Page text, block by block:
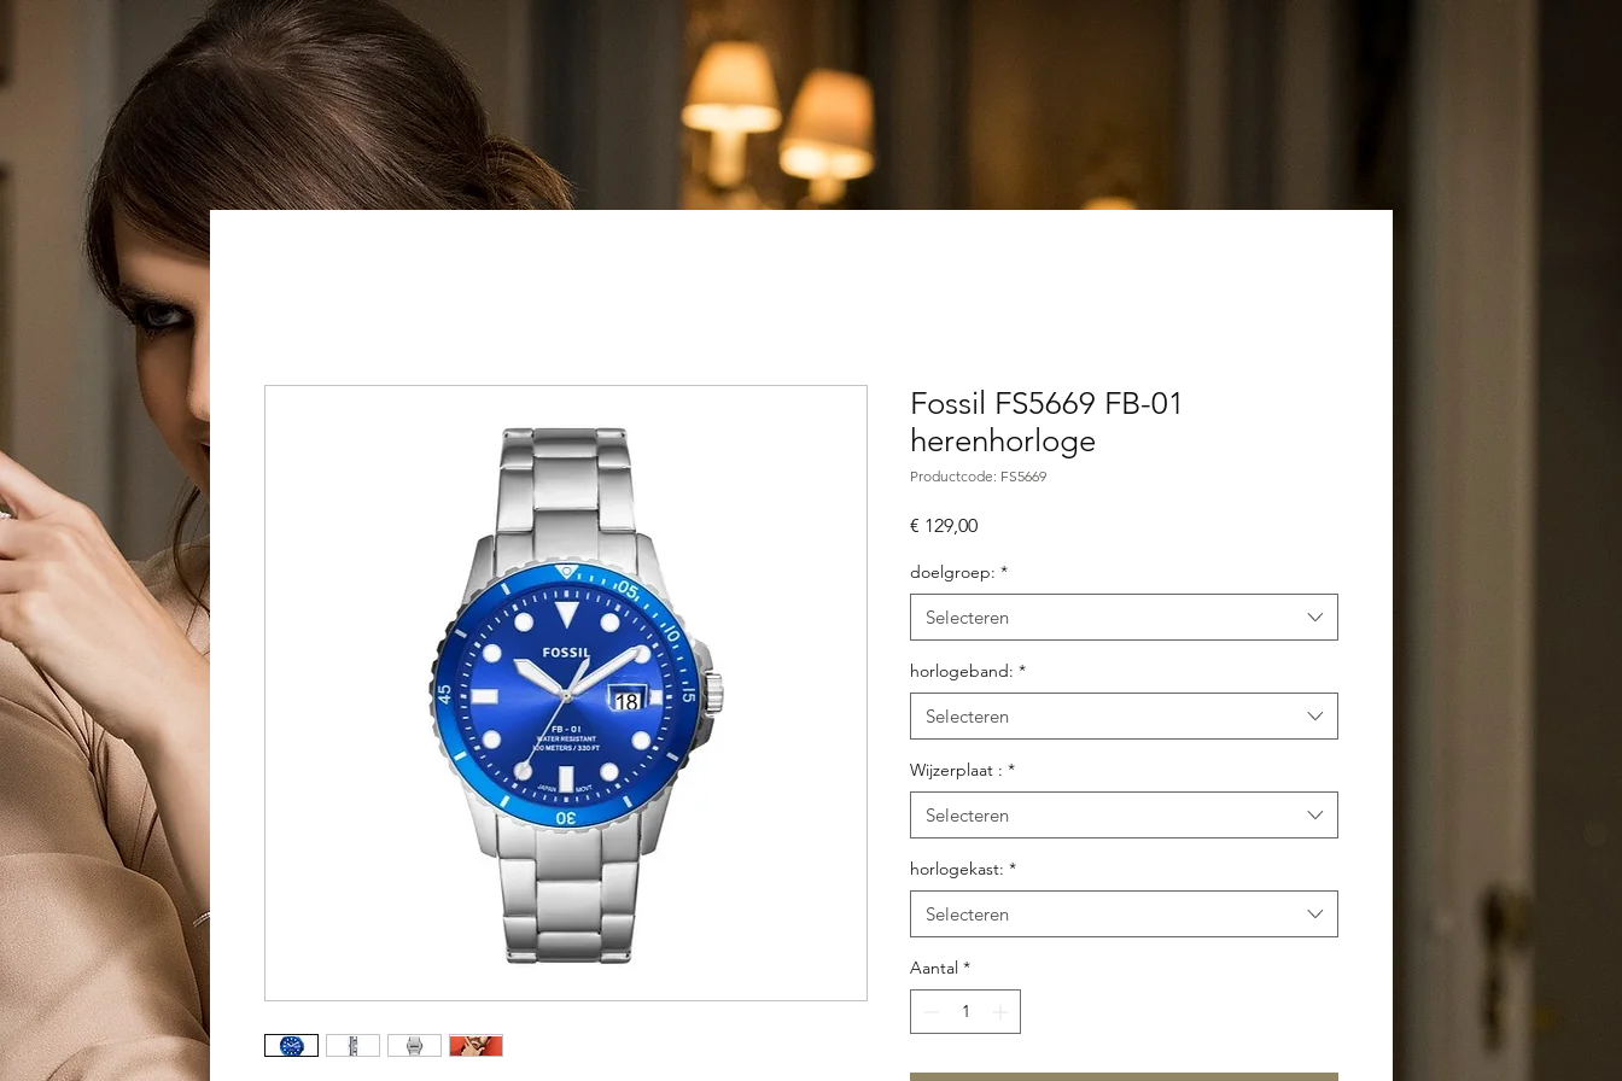
Fossil FS5669 FB-01
herenhorloge
Productcode: FS5669
€ 129,00Prijs
doelgroep: *
Selecteren
horlogeband: *
Selecteren
Wijzerplaat : *
Selecteren
horlogekast: *
Selecteren
Aantal *